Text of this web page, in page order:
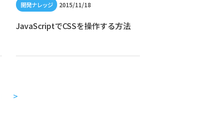
2015/11/18
JavaScriptでCSSを操作する方法
>